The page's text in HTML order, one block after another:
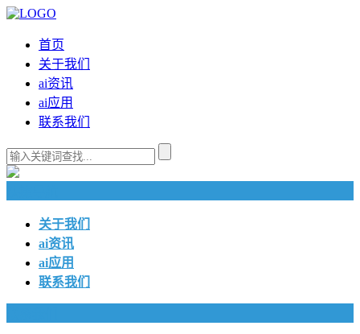
首页
关于我们
ai资讯
ai应用
联系我们
关于我们
ai资讯
ai应用
联系我们